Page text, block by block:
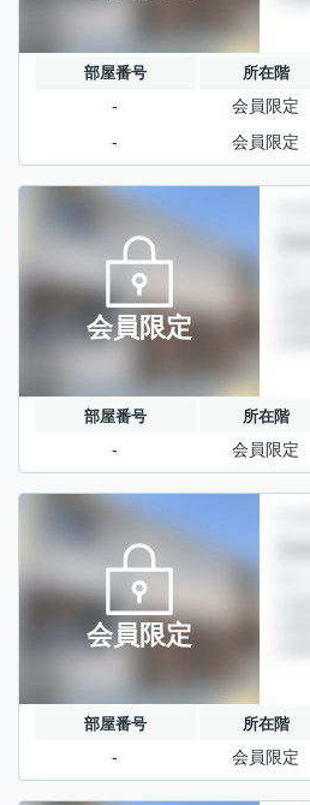
部屋番号 所在階
- 会員限定
- 会員限定
会員限定
部屋番号 所在階
- 会員限定
会員限定
部屋番号 所在階
- 会員限定